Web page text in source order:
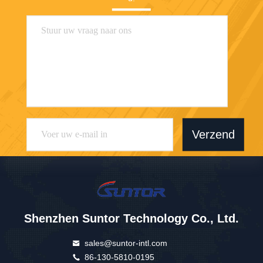
Verzend
Shenzhen Suntor Technology Co., Ltd.
sales@suntor-intl.com
86-130-5810-0195